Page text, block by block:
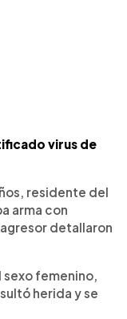
virus de
residente del
arma con
detallaron
sexo femenino,
herida y se